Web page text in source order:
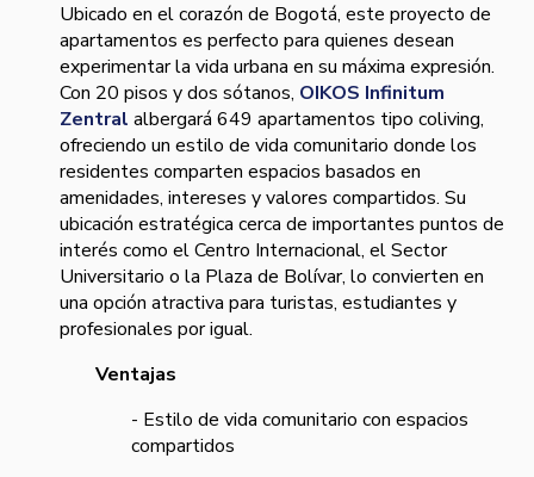
Ubicado en el corazón de Bogotá, este proyecto de
apartamentos es perfecto para quienes desean
experimentar la vida urbana en su máxima expresión.
Con 20 pisos y dos sótanos, OIKOS Infinitum
Zentral albergará 649 apartamentos tipo coliving,
ofreciendo un estilo de vida comunitario donde los
residentes comparten espacios basados en
amenidades, intereses y valores compartidos. Su
ubicación estratégica cerca de importantes puntos de
interés como el Centro Internacional, el Sector
Universitario o la Plaza de Bolívar, lo convierten en
una opción atractiva para turistas, estudiantes y
profesionales por igual.
Ventajas
- Estilo de vida comunitario con espacios
compartidos